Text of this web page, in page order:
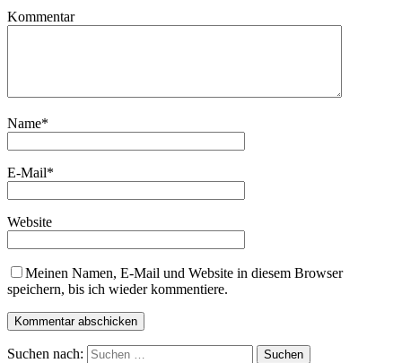
Kommentar
Name*
E-Mail*
Website
Meinen Namen, E-Mail und Website in diesem Browser
speichern, bis ich wieder kommentiere.
Suchen nach: